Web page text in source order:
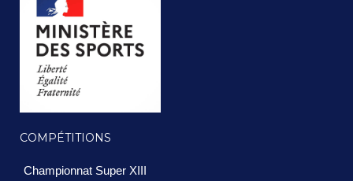
COMPÉTITIONS
Championnat Super XIII